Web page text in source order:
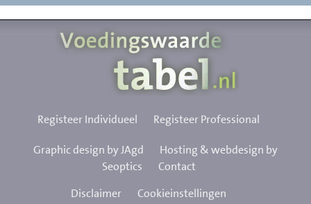
Registeer Individueel Registeer Professional
Graphic design by JAgd
Hosting & webdesign by
Seoptics
Contact
Disclaimer
Cookieinstellingen